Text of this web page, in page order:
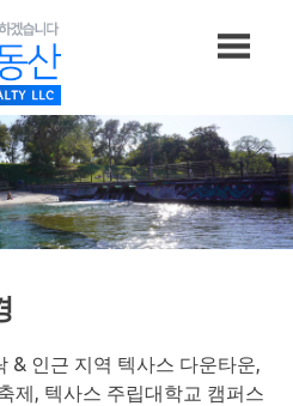
& 인근 지역 텍사스 다운타운,
제, 텍사스 주립대학교 캠퍼스